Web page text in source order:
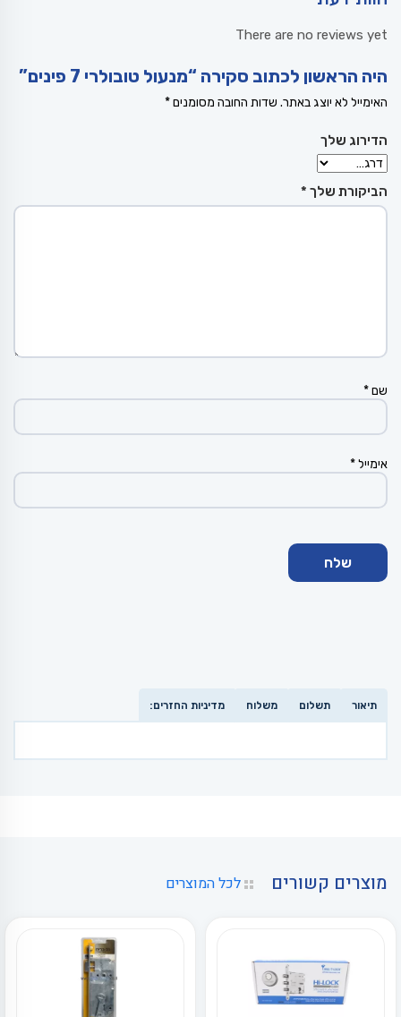
There are no reviews yet
היה הראשון לכתוב סקירה “מנעול טובולרי 7 פינים”
האימייל לא יוצג באתר. שדות החובה מסומנים*
הדירוג שלך
הביקורת שלך *
שם*
אימייל*
תיאור תשלום משלוח מדיניות החזרים:
מוצרים קשורים לכל המוצרים